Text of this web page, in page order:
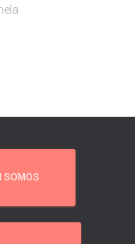
SOMOS